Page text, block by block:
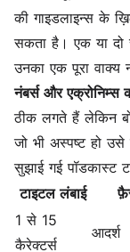
की गाइडलाइन्स के
सकता है। एक या दो
उनका एक पूरा वाक्य
नंबर्स और एक्रोनिम्स
ठीक लगते हैं लेकिन
जो भी अस्पष्ट हो
सुझाई गई पॉडकास्ट
टाइटल लंबाई
1 से 15
कैरेक्टर्स
आदर्श